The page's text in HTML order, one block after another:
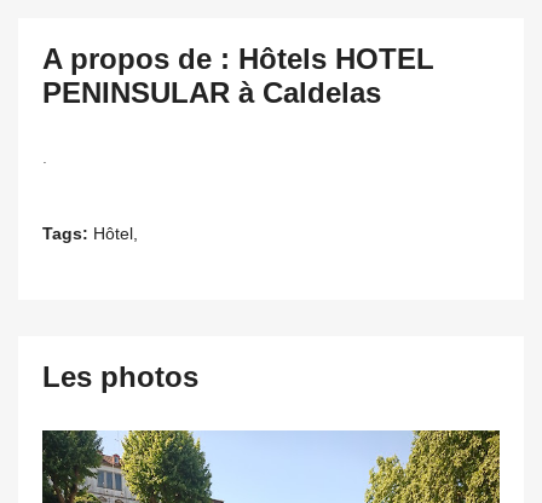
A propos de : Hôtels HOTEL
PENINSULAR à Caldelas
Tags: Hôtel,
Les photos